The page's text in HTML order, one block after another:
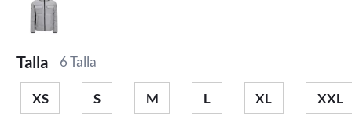
Talla 6 Talla
XS S M L XL XXL